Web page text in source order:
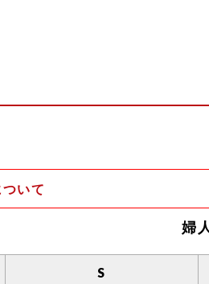
いて
足の付け根から裾までの長さ
婦
S